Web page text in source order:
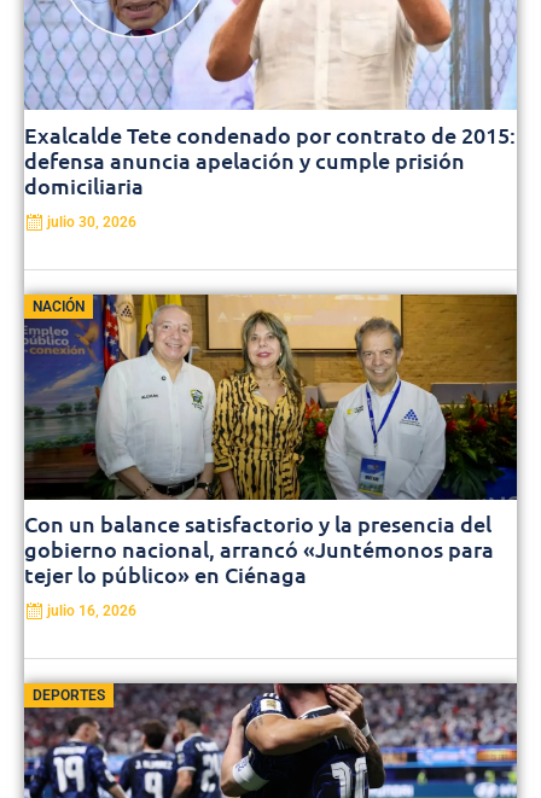
Exalcalde Tete condenado por contrato de 2015:
defensa anuncia apelación y cumple prisión
domiciliaria
julio 30, 2026
NACIÓN
Con un balance satisfactorio y la presencia del
gobierno nacional, arrancó «Juntémonos para
tejer lo público» en Ciénaga
julio 16, 2026
DEPORTES